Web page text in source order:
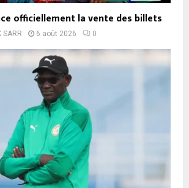
officiellement la vente des billets
SARR 6 août 2026 0